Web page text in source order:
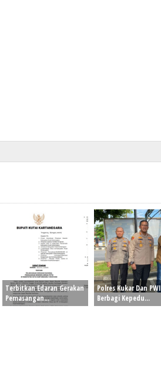
Terbitkan Edaran Gerakan
Pemasangan...
Polres Kukar Dan PWI
Berbagi Kepedu...